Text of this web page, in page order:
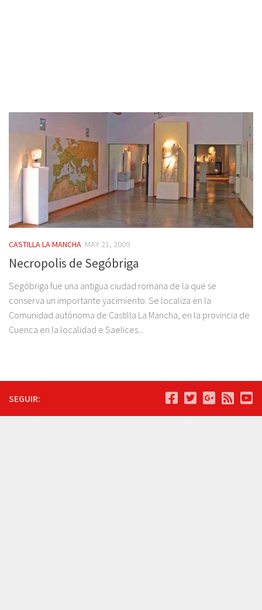
CASTILLA LA MANCHA MAY 21, 2009
Necropolis de Segóbriga
Segóbriga fue una antigua ciudad romana de la que se
conserva un importante yacimiento. Se localiza en la
Comunidad autónoma de Castilla La Mancha, en la provincia de
Cuenca en la localidad e Saelices...
SEGUIR: